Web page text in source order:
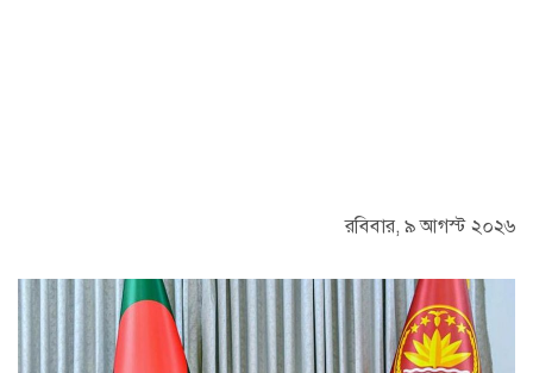
রবিবার, ৯ আগস্ট ২০২৬